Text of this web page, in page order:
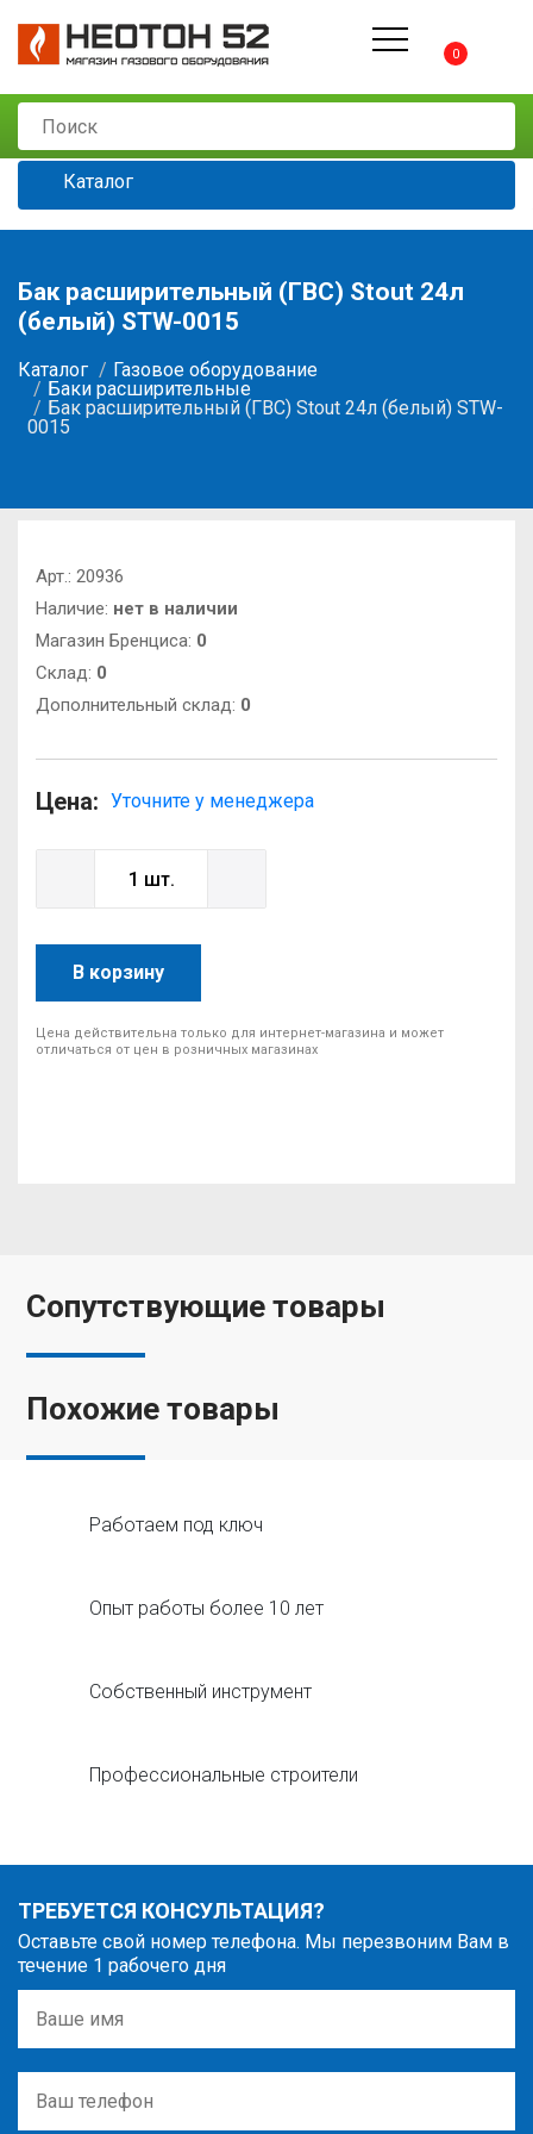
0
Каталог
Бак расширительный (ГВС) Stout 24л
(белый) STW-0015
Каталог
Газовое оборудование
Баки расширительные
Бак расширительный (ГВС) Stout 24л (белый) STW-
0015
Арт.: 20936
Наличие: нет в наличии
Магазин Бренциса: 0
Cклад: 0
Дополнительный склад: 0
Цена: Уточните у менеджера
В корзину
Цена действительна только для интернет-магазина и может
отличаться от цен в розничных магазинах
Сопутствующие товары
Похожие товары
Работаем под ключ
Опыт работы более 10 лет
Собственный инструмент
Профессиональные строители
ТРЕБУЕТСЯ КОНСУЛЬТАЦИЯ?
Оставьте свой номер телефона. Мы перезвоним Вам в
течение 1 рабочего дня